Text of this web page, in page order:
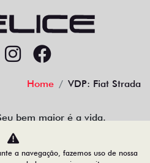
Home VDP: Fiat Strada
bem maior é a vida.
a navegação, fazemos uso de nossa